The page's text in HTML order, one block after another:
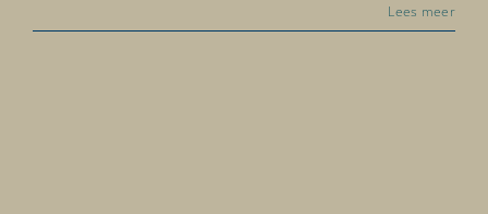
Lees meer